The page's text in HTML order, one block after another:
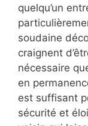
quelqu’un
soudaine
craignent
nécessaire
en
est suffisant
sécurité et